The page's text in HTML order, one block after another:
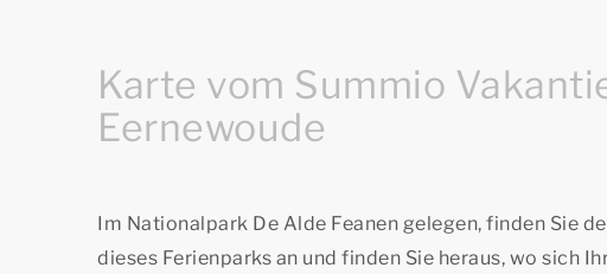
Karte vom Summio
Eernewoude
Im Nationalpark De Alde Feanen gelegen, finden Sie
dieses Ferienparks an und finden Sie heraus, wo sich